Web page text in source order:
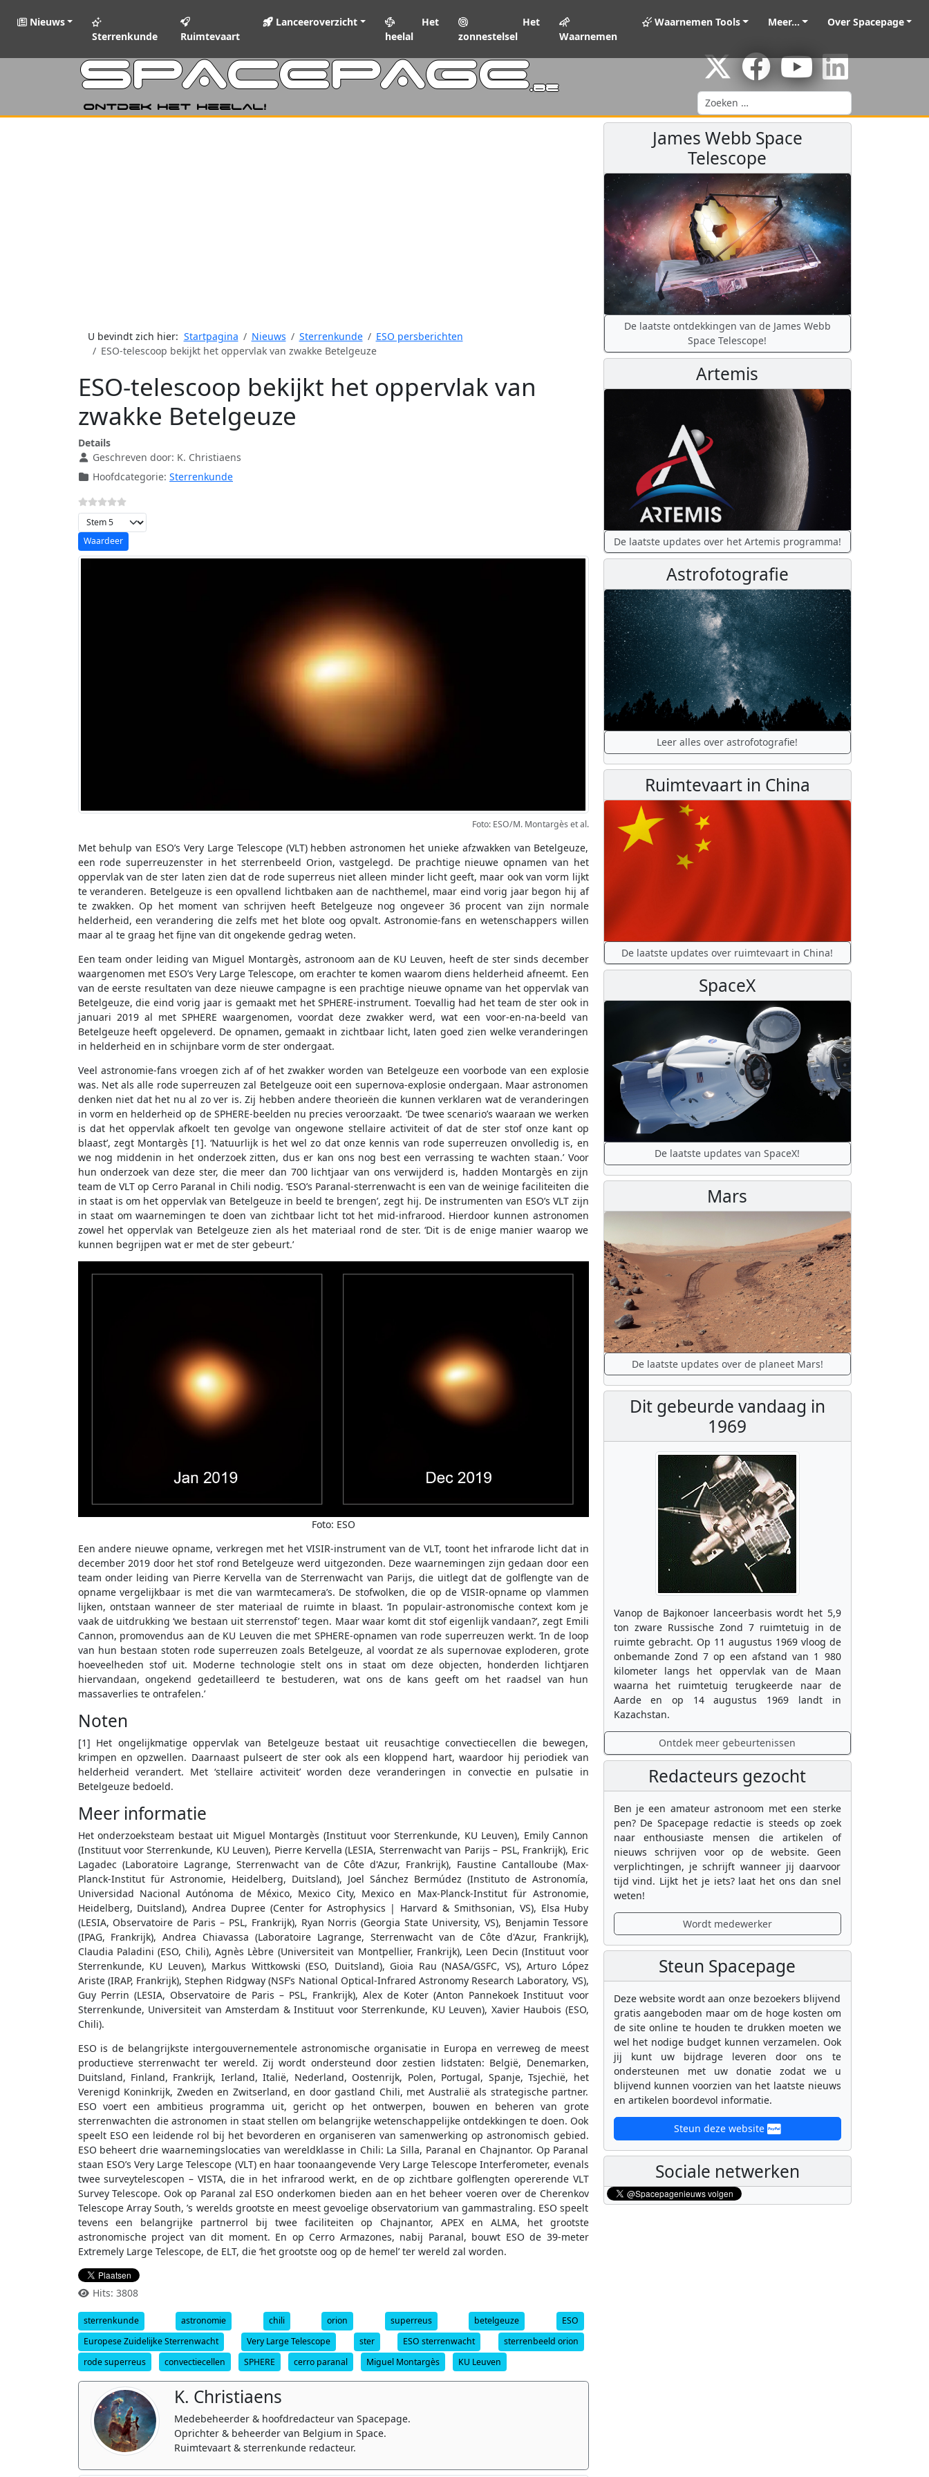
Nieuws
Sterrenkunde
Ruimtevaart
Lanceeroverzicht
Het
heelal
Het
zonnestelsel
Waarnemen
Waarnemen Tools Meer... Over Spacepage
SPACEPAGE.be
Ontdek het heelal!
Zoeken
U bevindt zich hier: Startpagina Nieuws Sterrenkunde
ESO persberichten
ESO-telescoop bekijkt het oppervlak van zwakke Betelgeuze
ESO-telescoop bekijkt het oppervlak van
zwakke Betelgeuze
Details
Geschreven door: K. Christiaens
Hoofdcategorie: Sterrenkunde
Voeg waardering toe
Foto: ESO/M. Montargès et al.
Met behulp van ESO’s Very Large Telescope (VLT) hebben astronomen het unieke afzwakken van Betelgeuze,
een rode superreuzenster in het sterrenbeeld Orion, vastgelegd. De prachtige nieuwe opnamen van het
oppervlak van de ster laten zien dat de rode superreus niet alleen minder licht geeft, maar ook van vorm lijkt
te veranderen. Betelgeuze is een opvallend lichtbaken aan de nachthemel, maar eind vorig jaar begon hij af
te zwakken. Op het moment van schrijven heeft Betelgeuze nog ongeveer 36 procent van zijn normale
helderheid, een verandering die zelfs met het blote oog opvalt. Astronomie-fans en wetenschappers willen
maar al te graag het fijne van dit ongekende gedrag weten.
Een team onder leiding van Miguel Montargès, astronoom aan de KU Leuven, heeft de ster sinds december
waargenomen met ESO’s Very Large Telescope, om erachter te komen waarom diens helderheid afneemt. Een
van de eerste resultaten van deze nieuwe campagne is een prachtige nieuwe opname van het oppervlak van
Betelgeuze, die eind vorig jaar is gemaakt met het SPHERE-instrument. Toevallig had het team de ster ook in
januari 2019 al met SPHERE waargenomen, voordat deze zwakker werd, wat een voor-en-na-beeld van
Betelgeuze heeft opgeleverd. De opnamen, gemaakt in zichtbaar licht, laten goed zien welke veranderingen
in helderheid en in schijnbare vorm de ster ondergaat.
Veel astronomie-fans vroegen zich af of het zwakker worden van Betelgeuze een voorbode van een explosie
was. Net als alle rode superreuzen zal Betelgeuze ooit een supernova-explosie ondergaan. Maar astronomen
denken niet dat het nu al zo ver is. Zij hebben andere theorieën die kunnen verklaren wat de veranderingen
in vorm en helderheid op de SPHERE-beelden nu precies veroorzaakt. ‘De twee scenario’s waaraan we werken
is dat het oppervlak afkoelt ten gevolge van ongewone stellaire activiteit of dat de ster stof onze kant op
blaast’, zegt Montargès [1]. ‘Natuurlijk is het wel zo dat onze kennis van rode superreuzen onvolledig is, en
we nog middenin in het onderzoek zitten, dus er kan ons nog best een verrassing te wachten staan.’ Voor
hun onderzoek van deze ster, die meer dan 700 lichtjaar van ons verwijderd is, hadden Montargès en zijn
team de VLT op Cerro Paranal in Chili nodig. ‘ESO’s Paranal-sterrenwacht is een van de weinige faciliteiten die
in staat is om het oppervlak van Betelgeuze in beeld te brengen’, zegt hij. De instrumenten van ESO’s VLT zijn
in staat om waarnemingen te doen van zichtbaar licht tot het mid-infrarood. Hierdoor kunnen astronomen
zowel het oppervlak van Betelgeuze zien als het materiaal rond de ster. ‘Dit is de enige manier waarop we
kunnen begrijpen wat er met de ster gebeurt.’
Foto: ESO
Een andere nieuwe opname, verkregen met het VISIR-instrument van de VLT, toont het infrarode licht dat in
december 2019 door het stof rond Betelgeuze werd uitgezonden. Deze waarnemingen zijn gedaan door een
team onder leiding van Pierre Kervella van de Sterrenwacht van Parijs, die uitlegt dat de golflengte van de
opname vergelijkbaar is met die van warmtecamera’s. De stofwolken, die op de VISIR-opname op vlammen
lijken, ontstaan wanneer de ster materiaal de ruimte in blaast. ‘In populair-astronomische context kom je
vaak de uitdrukking ‘we bestaan uit sterrenstof’ tegen. Maar waar komt dit stof eigenlijk vandaan?’, zegt Emili
Cannon, promovendus aan de KU Leuven die met SPHERE-opnamen van rode superreuzen werkt. ‘In de loop
van hun bestaan stoten rode superreuzen zoals Betelgeuze, al voordat ze als supernovae exploderen, grote
hoeveelheden stof uit. Moderne technologie stelt ons in staat om deze objecten, honderden lichtjaren
hiervandaan, ongekend gedetailleerd te bestuderen, wat ons de kans geeft om het raadsel van hun
massaverlies te ontrafelen.’
Noten
[1] Het ongelijkmatige oppervlak van Betelgeuze bestaat uit reusachtige convectiecellen die bewegen,
krimpen en opzwellen. Daarnaast pulseert de ster ook als een kloppend hart, waardoor hij periodiek van
helderheid verandert. Met ‘stellaire activiteit’ worden deze veranderingen in convectie en pulsatie in
Betelgeuze bedoeld.
Meer informatie
Het onderzoeksteam bestaat uit Miguel Montargès (Instituut voor Sterrenkunde, KU Leuven), Emily Cannon
(Instituut voor Sterrenkunde, KU Leuven), Pierre Kervella (LESIA, Sterrenwacht van Parijs – PSL, Frankrijk), Eric
Lagadec (Laboratoire Lagrange, Sterrenwacht van de Côte d'Azur, Frankrijk), Faustine Cantalloube (Max-
Planck-Institut für Astronomie, Heidelberg, Duitsland), Joel Sánchez Bermúdez (Instituto de Astronomía,
Universidad Nacional Autónoma de México, Mexico City, Mexico en Max-Planck-Institut für Astronomie,
Heidelberg, Duitsland), Andrea Dupree (Center for Astrophysics | Harvard & Smithsonian, VS), Elsa Huby
(LESIA, Observatoire de Paris – PSL, Frankrijk), Ryan Norris (Georgia State University, VS), Benjamin Tessore
(IPAG, Frankrijk), Andrea Chiavassa (Laboratoire Lagrange, Sterrenwacht van de Côte d'Azur, Frankrijk),
Claudia Paladini (ESO, Chili), Agnès Lèbre (Universiteit van Montpellier, Frankrijk), Leen Decin (Instituut voor
Sterrenkunde, KU Leuven), Markus Wittkowski (ESO, Duitsland), Gioia Rau (NASA/GSFC, VS), Arturo López
Ariste (IRAP, Frankrijk), Stephen Ridgway (NSF’s National Optical-Infrared Astronomy Research Laboratory, VS),
Guy Perrin (LESIA, Observatoire de Paris – PSL, Frankrijk), Alex de Koter (Anton Pannekoek Instituut voor
Sterrenkunde, Universiteit van Amsterdam & Instituut voor Sterrenkunde, KU Leuven), Xavier Haubois (ESO,
Chili).
ESO is de belangrijkste intergouvernementele astronomische organisatie in Europa en verreweg de meest
productieve sterrenwacht ter wereld. Zij wordt ondersteund door zestien lidstaten: België, Denemarken,
Duitsland, Finland, Frankrijk, Ierland, Italië, Nederland, Oostenrijk, Polen, Portugal, Spanje, Tsjechië, het
Verenigd Koninkrijk, Zweden en Zwitserland, en door gastland Chili, met Australië als strategische partner.
ESO voert een ambitieus programma uit, gericht op het ontwerpen, bouwen en beheren van grote
sterrenwachten die astronomen in staat stellen om belangrijke wetenschappelijke ontdekkingen te doen. Ook
speelt ESO een leidende rol bij het bevorderen en organiseren van samenwerking op astronomisch gebied.
ESO beheert drie waarnemingslocaties van wereldklasse in Chili: La Silla, Paranal en Chajnantor. Op Paranal
staan ESO’s Very Large Telescope (VLT) en haar toonaangevende Very Large Telescope Interferometer, evenals
twee surveytelescopen – VISTA, die in het infrarood werkt, en de op zichtbare golflengten opererende VLT
Survey Telescope. Ook op Paranal zal ESO onderkomen bieden aan en het beheer voeren over de Cherenkov
Telescope Array South, ’s werelds grootste en meest gevoelige observatorium van gammastraling. ESO speelt
tevens een belangrijke partnerrol bij twee faciliteiten op Chajnantor, APEX en ALMA, het grootste
astronomische project van dit moment. En op Cerro Armazones, nabij Paranal, bouwt ESO de 39-meter
Extremely Large Telescope, de ELT, die ‘het grootste oog op de hemel’ ter wereld zal worden.
Hits: 3808
sterrenkunde astronomie chili orion superreus betelgeuze
ESO
Europese Zuidelijke Sterrenwacht
Very Large Telescope ster ESO sterrenwacht
sterrenbeeld orion
rode superreus
convectiecellen SPHERE cerro paranal Miguel Montargès KU Leuven
K. Christiaens
Medebeheerder & hoofdredacteur van Spacepage.
Oprichter & beheerder van Belgium in Space.
Ruimtevaart & sterrenkunde redacteur.
James Webb Space
Telescope
De laatste ontdekkingen van de James Webb
Space Telescope!
Artemis
De laatste updates over het Artemis programma!
Astrofotografie
Leer alles over astrofotografie!
Ruimtevaart in China
De laatste updates over ruimtevaart in China!
SpaceX
De laatste updates van SpaceX!
Mars
De laatste updates over de planeet Mars!
Dit gebeurde vandaag in
1969
Vanop de Bajkonoer lanceerbasis wordt het 5,9
ton zware Russische Zond 7 ruimtetuig in de
ruimte gebracht. Op 11 augustus 1969 vloog de
onbemande Zond 7 op een afstand van 1 980
kilometer langs het oppervlak van de Maan
waarna het ruimtetuig terugkeerde naar de
Aarde en op 14 augustus 1969 landt in
Kazachstan.
Ontdek meer gebeurtenissen
Redacteurs gezocht
Ben je een amateur astronoom met een sterke
pen? De Spacepage redactie is steeds op zoek
naar enthousiaste mensen die artikelen of
nieuws schrijven voor op de website. Geen
verplichtingen, je schrijft wanneer jij daarvoor
tijd vind. Lijkt het je iets? laat het ons dan snel
weten!
Wordt medewerker
Steun Spacepage
Deze website wordt aan onze bezoekers blijvend
gratis aangeboden maar om de hoge kosten om
de site online te houden te drukken moeten we
wel het nodige budget kunnen verzamelen. Ook
jij kunt uw bijdrage leveren door ons te
ondersteunen met uw donatie zodat we u
blijvend kunnen voorzien van het laatste nieuws
en artikelen boordevol informatie.
Steun deze website
Sociale netwerken